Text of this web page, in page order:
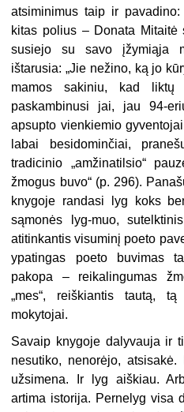
atsiminimus taip ir
kitas polius – Donata Mitaitė
susiejo su savo įžymiąja
ištarusia: „Jie nežino, ką jo
mamos sakiniu, kad
paskambinusi jai, jau 94-
apsupto vienkiemio
labai besidominčiai,
tradicinio „amžinatilsio“
žmogus buvo“ (p. 296).
knygoje randasi lyg koks
sąmonės lyg-muo,
atitinkantis visuminį poeto
ypatingas poeto buvimas
pakopa – reikalingumas
„mes“, reiškiantis tautą,
mokytojai.
Savaip knygoje dalyvauja ir
nesutiko, nenorėjo,
užsimena. Ir lyg aiškiau.
artima istorija. Pernelyg visa